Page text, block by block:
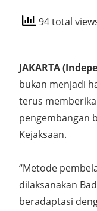
94 total
JAKARTA
bukan menjadi
terus
pengembangan
Kejaksaan.
“Metode
dilaksanakan
beradaptasi